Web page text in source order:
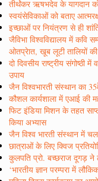
तीर्थंकर ऋषभदेव के यागदान
स्वयंसेविकाओं को बताए
इच्छाओं पर नियंत्रण से ही
जैविभा विश्वविद्यालय में कवि
ओतप्रेात, खूब लूटी तालियों
दो दिवसीय राष्ट्रीय संगोष्ठी
उपाय
जैन विश्वभारती संस्थान का
कौशल कार्यशाला में एआई की
फिट इंडिया मिशन के तहत
किया अभ्यास
जैन विश्व भारती संस्थान में
छात्राओं के लिए क्विज
कुलपति प्रो. बच्छराज दूगड़ ने
‘भारतीय ज्ञान परम्परा में